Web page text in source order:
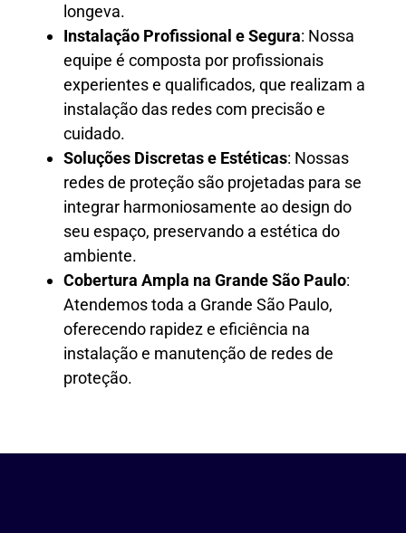
longeva.
Instalação Profissional e Segura: Nossa
equipe é composta por profissionais
experientes e qualificados, que realizam a
instalação das redes com precisão e
cuidado.
Soluções Discretas e Estéticas: Nossas
redes de proteção são projetadas para se
integrar harmoniosamente ao design do
seu espaço, preservando a estética do
ambiente.
Cobertura Ampla na Grande São Paulo:
Atendemos toda a Grande São Paulo,
oferecendo rapidez e eficiência na
instalação e manutenção de redes de
proteção.